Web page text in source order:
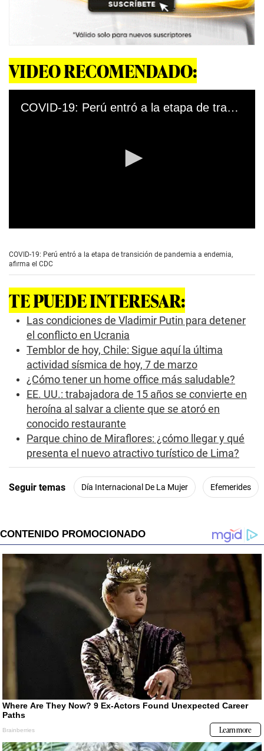
VIDEO RECOMENDADO:
COVID-19: Perú entró a la etapa de transición de pandemia a endemia, afirma el CDC
e
c
d
s
o
COVID-19: Perú entró a la etapa de transición de pandemia a endemia,
afirma el CDC
TE PUEDE INTERESAR:
Las condiciones de Vladimir Putin para detener
el conflicto en Ucrania
Temblor de hoy, Chile: Sigue aquí la última
actividad sísmica de hoy, 7 de marzo
¿Cómo tener un home office más saludable?
EE. UU.: trabajadora de 15 años se convierte en
heroína al salvar a cliente que se atoró en
conocido restaurante
Parque chino de Miraflores: ¿cómo llegar y qué
presenta el nuevo atractivo turístico de Lima?
Seguir temas Día Internacional De La Mujer Efemerides